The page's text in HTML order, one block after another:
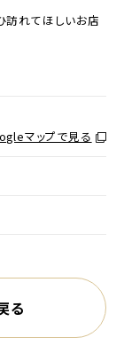
訪れてほしいお店
マップで見る 別ウ
る